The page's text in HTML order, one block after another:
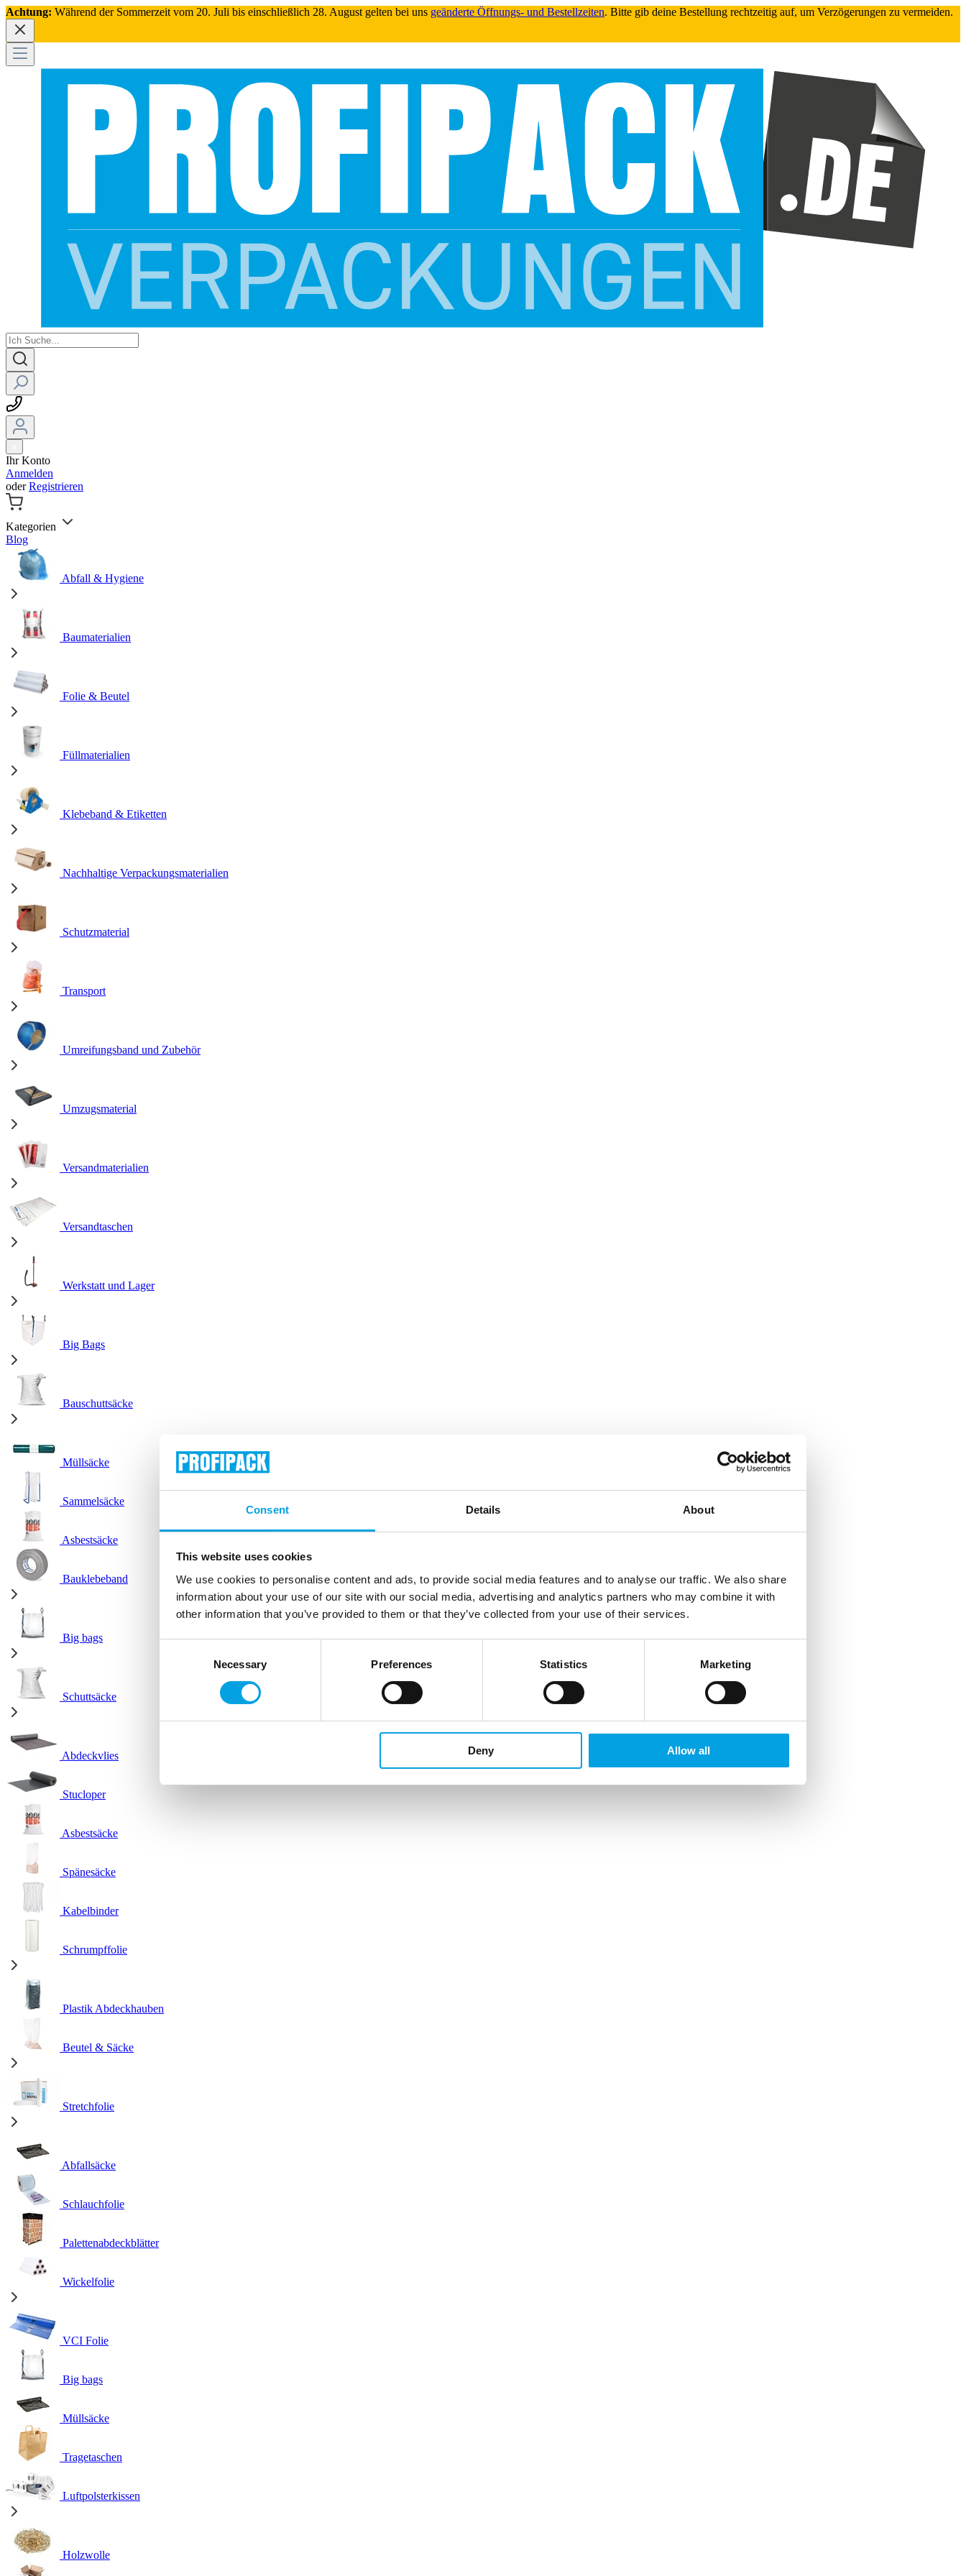
Consent Details About
This website uses cookies
We use cookies to personalise content and ads, to provide social media features and to analyse our traffic. We also share
information about your use of our site with our social media, advertising and analytics partners who may combine it with
other information that you’ve provided to them or that they’ve collected from your use of their services.
Necessary Preferences Statistics Marketing
Deny Allow all
Achtung: Während der Sommerzeit vom 20. Juli bis einschließlich 28. August gelten bei uns geänderte Öffnungs- und Bestellzeiten. Bitte gib deine Bestellung rechtzeitig auf, um Verzögerungen zu vermeiden.
Ihr Konto
Anmelden
oderRegistrieren
Kategorien
Blog
Abfall & Hygiene
Baumaterialien
Folie & Beutel
Füllmaterialien
Klebeband & Etiketten
Nachhaltige Verpackungsmaterialien
Schutzmaterial
Transport
Umreifungsband und Zubehör
Umzugsmaterial
Versandmaterialien
Versandtaschen
Werkstatt und Lager
Big Bags
Bauschuttsäcke
Müllsäcke
Sammelsäcke
Asbestsäcke
Bauklebeband
Big bags
Schuttsäcke
Abdeckvlies
Stucloper
Asbestsäcke
Spänesäcke
Kabelbinder
Schrumpffolie
Plastik Abdeckhauben
Beutel & Säcke
Stretchfolie
Abfallsäcke
Schlauchfolie
Palettenabdeckblätter
Wickelfolie
VCI Folie
Big bags
Müllsäcke
Tragetaschen
Luftpolsterkissen
Holzwolle